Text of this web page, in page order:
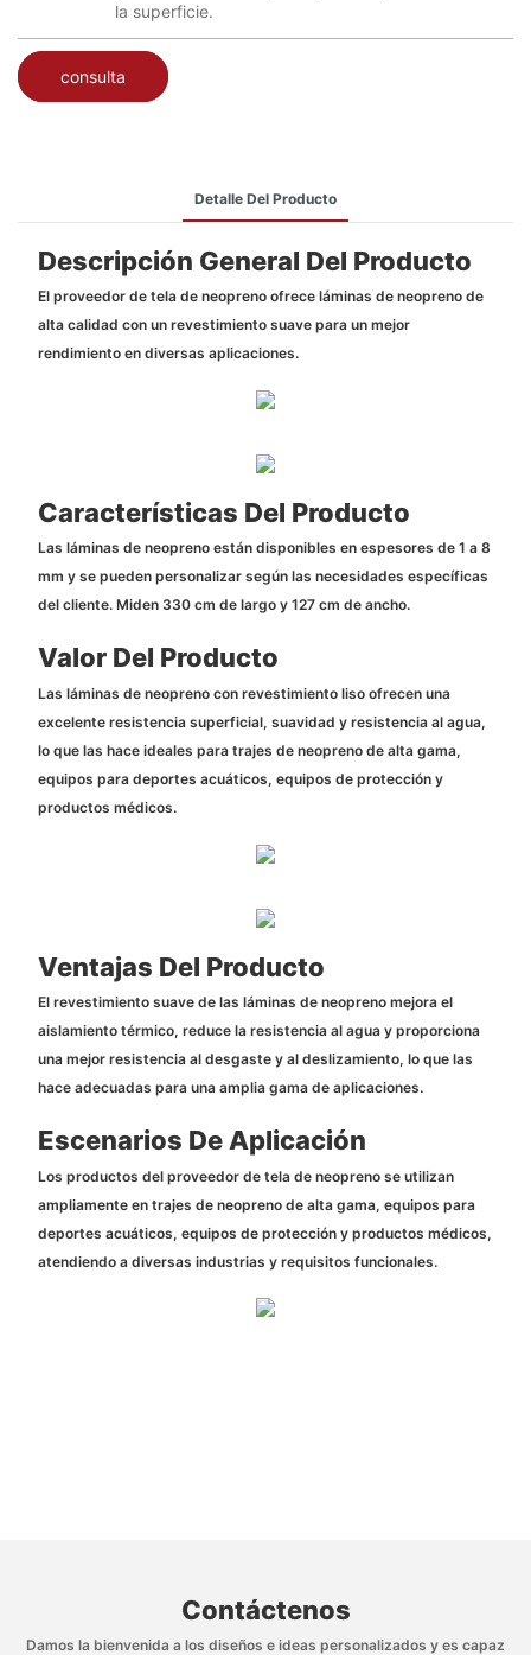
la superficie.
consulta
Detalle Del Producto
Descripción General Del Producto
El proveedor de tela de neopreno ofrece láminas de neopreno de
alta calidad con un revestimiento suave para un mejor
rendimiento en diversas aplicaciones.
Características Del Producto
Las láminas de neopreno están disponibles en espesores de 1 a 8
mm y se pueden personalizar según las necesidades específicas
del cliente. Miden 330 cm de largo y 127 cm de ancho.
Valor Del Producto
Las láminas de neopreno con revestimiento liso ofrecen una
excelente resistencia superficial, suavidad y resistencia al agua,
lo que las hace ideales para trajes de neopreno de alta gama,
equipos para deportes acuáticos, equipos de protección y
productos médicos.
Ventajas Del Producto
El revestimiento suave de las láminas de neopreno mejora el
aislamiento térmico, reduce la resistencia al agua y proporciona
una mejor resistencia al desgaste y al deslizamiento, lo que las
hace adecuadas para una amplia gama de aplicaciones.
Escenarios De Aplicación
Los productos del proveedor de tela de neopreno se utilizan
ampliamente en trajes de neopreno de alta gama, equipos para
deportes acuáticos, equipos de protección y productos médicos,
atendiendo a diversas industrias y requisitos funcionales.
Contáctenos
Damos la bienvenida a los diseños e ideas personalizados y es capaz